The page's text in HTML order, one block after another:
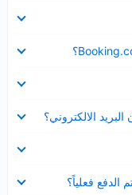
الالكتروني؟
الدفع فعلياً؟